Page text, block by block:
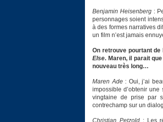
Benjamin Heisenberg:
personnages soient
à des formes narratives
un film n’est jamais
On retrouve pourtant de
Else. Maren, il parait
nouveau très long…
Maren Ade: Oui, j’ai
impossible d’obtenir
vingtaine de prise par
contrechamp sur un
Christian Petzold: Les